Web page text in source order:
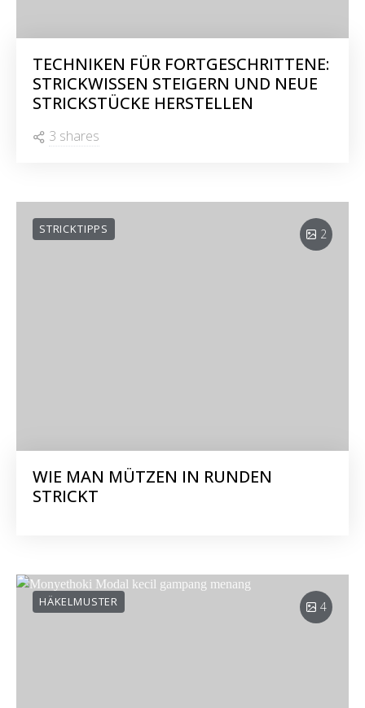
TECHNIKEN FÜR FORTGESCHRITTENE:
STRICKWISSEN STEIGERN UND NEUE
STRICKSTÜCKE HERSTELLEN
3 shares
2
STRICKTIPPS
WIE MAN MÜTZEN IN RUNDEN
STRICKT
4
HÄKELMUSTER